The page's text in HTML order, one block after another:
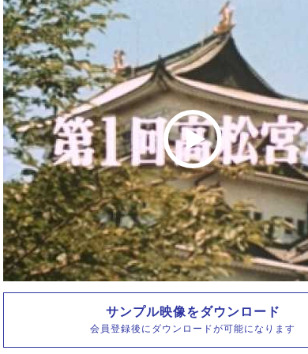
サンプル映像をダウンロード
会員登録後にダウンロードが可能になります